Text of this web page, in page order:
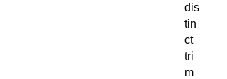
dis
tin
ct
tri
m